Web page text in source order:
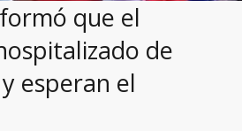
que el
de
esperan el